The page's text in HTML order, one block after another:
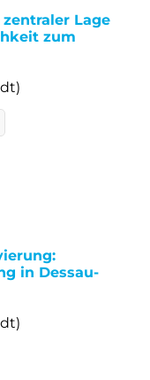
Lage
zum
in Dessau-